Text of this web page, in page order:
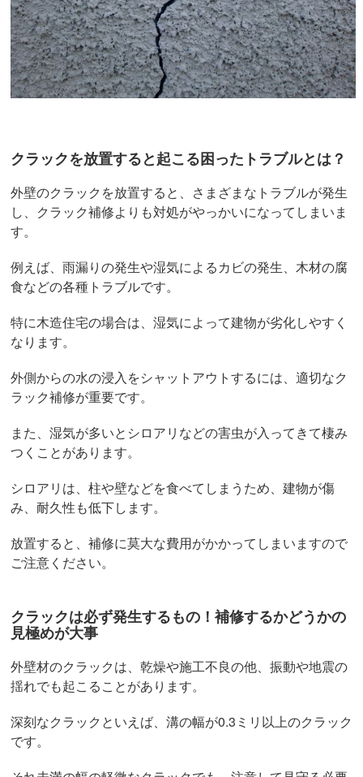
クラックを放置すると起こる困ったトラブルとは？
外壁のクラックを放置すると、さまざまなトラブルが発生
し、クラック補修よりも対処がやっかいになってしまいま
す。
例えば、雨漏りの発生や湿気によるカビの発生、木材の腐
食などの各種トラブルです。
特に木造住宅の場合は、湿気によって建物が劣化しやすく
なります。
外側からの水の浸入をシャットアウトするには、適切なク
ラック補修が重要です。
また、湿気が多いとシロアリなどの害虫が入ってきて棲み
つくことがあります。
シロアリは、柱や壁などを食べてしまうため、建物が傷
み、耐久性も低下します。
放置すると、補修に莫大な費用がかかってしまいますので
ご注意ください。
クラックは必ず発生するもの！補修するかどうかの
見極めが大事
外壁材のクラックは、乾燥や施工不良の他、振動や地震の
揺れでも起こることがあります。
深刻なクラックといえば、溝の幅が0.3ミリ以上のクラック
です。